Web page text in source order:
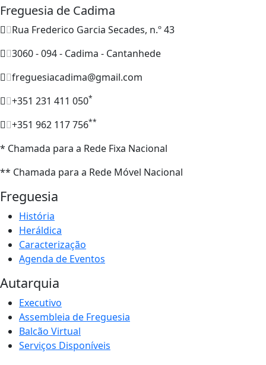
Freguesia de Cadima
Rua Frederico Garcia Secades, n.º 43
3060 - 094 - Cadima - Cantanhede
freguesiacadima@gmail.com
+351 231 411 050*
+351 962 117 756**
* Chamada para a Rede Fixa Nacional
** Chamada para a Rede Móvel Nacional
Freguesia
História
Heráldica
Caracterização
Agenda de Eventos
Autarquia
Executivo
Assembleia de Freguesia
Balcão Virtual
Serviços Disponíveis